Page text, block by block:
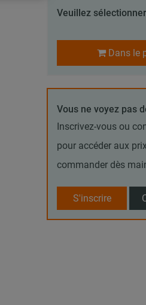
Veuillez
Dans le
Vous ne voyez pas
Inscrivez-vous ou
pour accéder aux
commander dès
S'inscrire